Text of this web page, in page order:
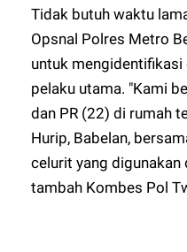
Tidak butuh waktu
Opsnal Polres Metro
untuk mengidentifikasi
pelaku utama. "Kami
dan PR (22) di rumah
Hurip, Babelan,
celurit yang digunakan
tambah Kombes Pol